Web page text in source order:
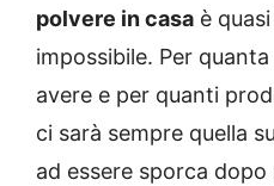
polvere in casa è
impossibile. Per
avere e per quanti
ci sarà sempre quella
ad essere sporca